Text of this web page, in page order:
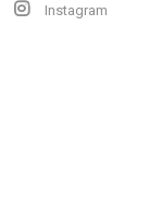
Instagram